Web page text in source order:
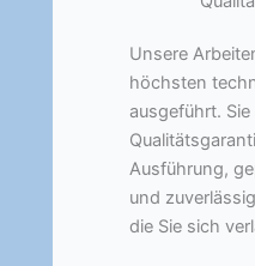
Unsere
höchsten
ausgeführt.
Ausführung,
und
die Sie sich